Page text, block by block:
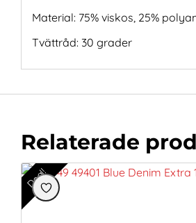
Material: 75% viskos, 25%
Tvättråd: 30 grader
Relaterade
Deal!